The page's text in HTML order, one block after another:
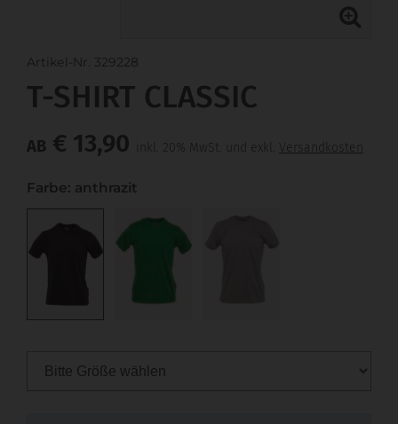
Artikel-Nr. 329228
T-SHIRT CLASSIC
AB € 13,90 inkl. 20% MwSt. und exkl. Versandkosten
Farbe: anthrazit